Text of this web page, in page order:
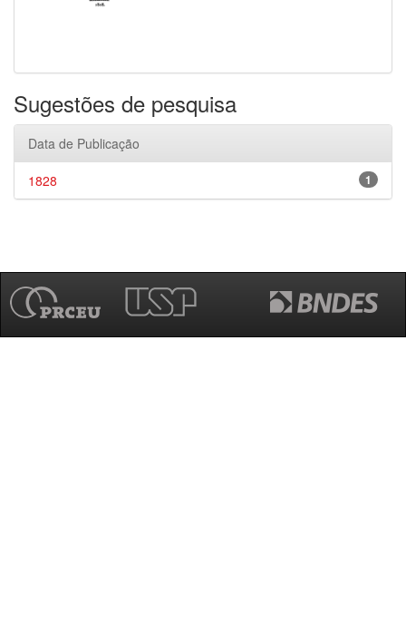
Sugestões de pesquisa
Data de Publicação
1
1828